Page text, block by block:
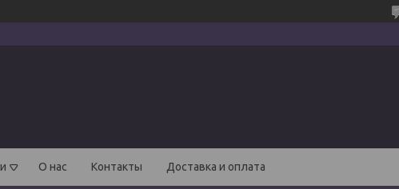
О нас Контакты Доставка и оплата